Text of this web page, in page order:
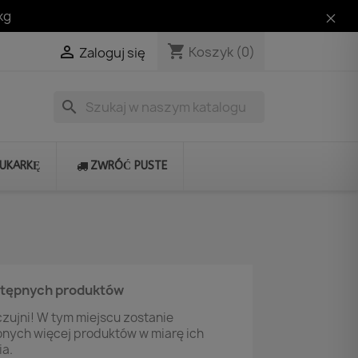
 Zaloguj się shopping_cart Koszyk (0)
search
ZWRÓĆ PUSTE
produktów
W tym miejscu zostanie
więcej produktów w miarę ich